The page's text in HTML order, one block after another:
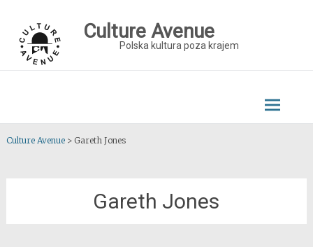
content
Culture Avenue
Polska kultura poza krajem
Culture Avenue> Gareth Jones
Gareth Jones